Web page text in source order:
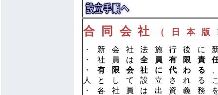
合同会社 （日本
・新会社法施行後に
・社員は全員有限責
・有限会社に代わる
人として設立される
・各社員は出資義務